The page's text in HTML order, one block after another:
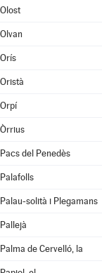
Olost
Olvan
Orís
Oristà
Orpí
Òrrius
Pacs del Penedès
Palafolls
Palau-solità i Plegamans
Pallejà
Palma de Cervelló, la